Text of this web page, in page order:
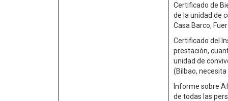
Certificado de
de la unidad de
Casa Barco,
Certificado del
prestación,
unidad de
(Bilbao,
Informe sobre
de todas las